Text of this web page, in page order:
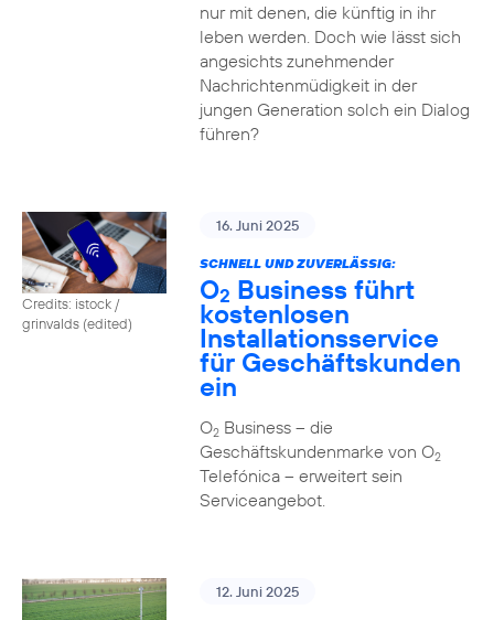
nur mit denen, die künftig in ihr
leben werden. Doch wie lässt sich
angesichts zunehmender
Nachrichtenmüdigkeit in der
jungen Generation solch ein Dialog
führen?
Credits: istock /
grinvalds (edited)
16. Juni 2025
SCHNELL UND ZUVERLÄSSIG:
O2 Business führt
kostenlosen
Installationsservice
für Geschäftskunden
ein
O2Business – die
Geschäftskundenmarke von O2
Telefónica – erweitert sein
Serviceangebot.
12. Juni 2025